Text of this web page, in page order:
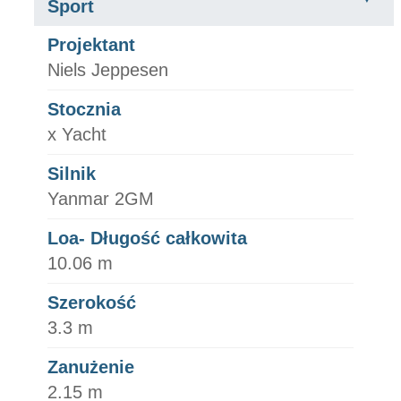
Sport
Projektant
Niels Jeppesen
Stocznia
x Yacht
Silnik
Yanmar 2GM
Loa- Długość całkowita
10.06 m
Szerokość
3.3 m
Zanużenie
2.15 m